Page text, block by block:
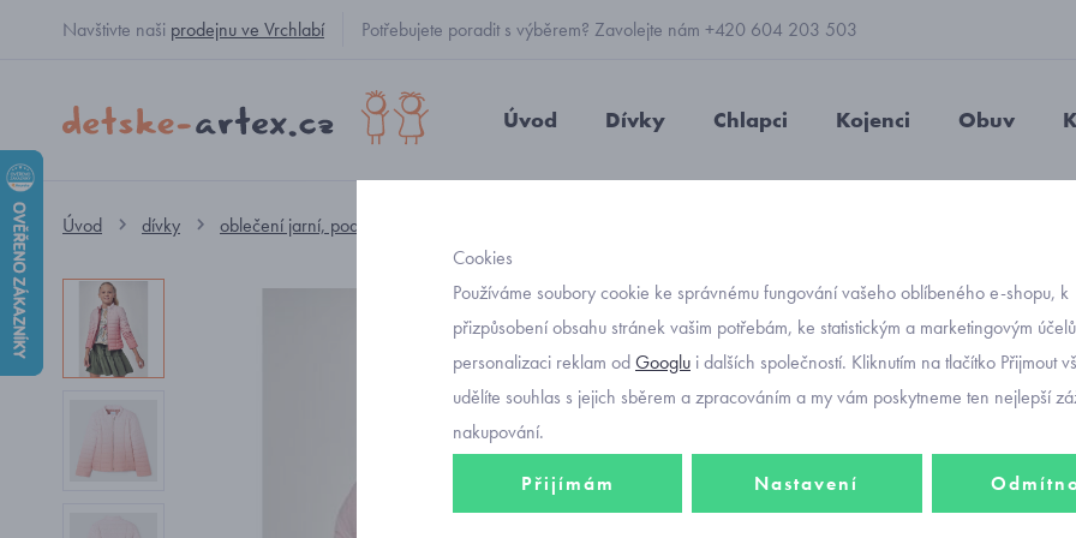
Navštivte naši prodejnu ve Vrchlabí Potřebujete poradit s výběrem? Zavolejte nám +420 604 203 503
Úvod Dívky Chlapci Kojenci Obuv
Úvod dívky oblečení jarní, podzimní
Objednávací
dívčí
1 115
Cookies
Používáme soubory cookie ke správnému fungování vašeho oblíbeného e-shopu, k
přizpůsobení obsahu stránek vašim potřebám, ke statistickým a marketingovým
personalizaci reklam odGooglu i dalších společností. Kliknutím na tlačítko Přijmout
udělíte souhlas s jejich sběrem a zpracováním a my vám poskytneme ten nejlepší
nakupování.
Přijímám Nastavení